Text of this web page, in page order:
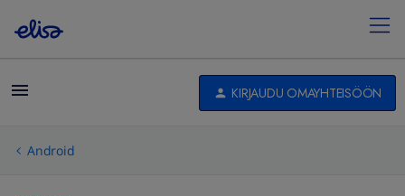
KIRJAUDU OMAYHTEISÖÖN
Android